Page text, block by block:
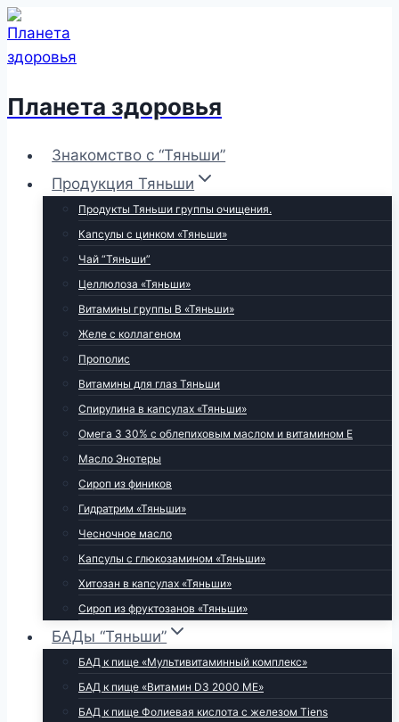
Перейти
к
содержимому
Планета здоровья
Знакомство с “Тяньши”
Продукция Тяньши
Продукты Тяньши группы очищения.
Капсулы с цинком «Тяньши»
Чай “Тяньши”
Целлюлоза «Тяньши»
Витамины группы В «Тяньши»
Желе с коллагеном
Прополис
Витамины для глаз Тяньши
Спирулина в капсулах «Тяньши»
Омега 3 30% с облепиховым маслом и витамином Е
Масло Энотеры
Сироп из фиников
Гидратрим «Тяньши»
Чесночное масло
Капсулы с глюкозамином «Тяньши»
Хитозан в капсулах «Тяньши»
Сироп из фруктозанов «Тяньши»
БАДы “Тяньши”
БАД к пище «Мультивитаминный комплекс»
БАД к пище «Витамин D3 2000 МЕ»
БАД к пище Фолиевая кислота с железом Tiens